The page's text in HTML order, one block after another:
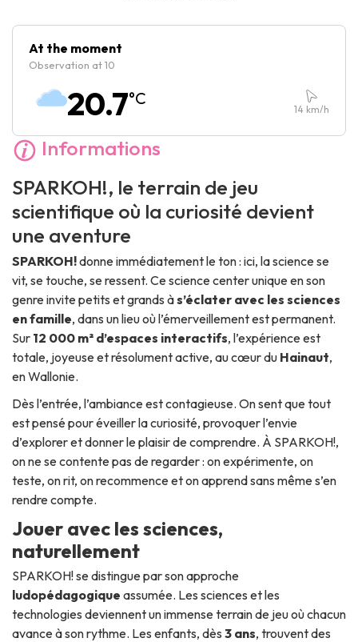
Vendredi :Fermé
Dimanche :Fermé
At the moment
Observation at 10
20.7°C
14 km/h
Informations
SPARKOH!, le terrain de jeu
scientifique où la curiosité devient
une aventure
SPARKOH!donne immédiatement le ton : ici, la science se
vit, se touche, se ressent. Ce science center unique en son
genre invite petits et grands às’éclater avec les sciences
en famille, dans un lieu où l’émerveillement est permanent.
Sur 12 000 m² d’espaces interactifs, l’expérience est
totale, joyeuse et résolument active, au cœur du Hainaut,
en Wallonie.
Dès l’entrée, l’ambiance est contagieuse. On sent que tout
est pensé pour éveiller la curiosité, provoquer l’envie
d’explorer et donner le plaisir de comprendre. À SPARKOH!,
on ne se contente pas de regarder : on expérimente, on
teste, on rit, on recommence et on apprend sans même s’en
rendre compte.
Jouer avec les sciences,
naturellement
SPARKOH! se distingue par son approche
ludopédagogique assumée. Les sciences et les
technologies deviennent un immense terrain de jeu où chacun
avance à son rythme. Les enfants, dès 3 ans, trouvent des